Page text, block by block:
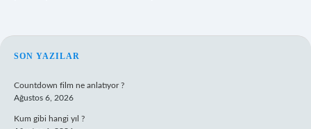
SIDEBAR
SON YAZILAR
Countdown film ne anlatıyor ?
Ağustos 6, 2026
Kum gibi hangi yıl ?